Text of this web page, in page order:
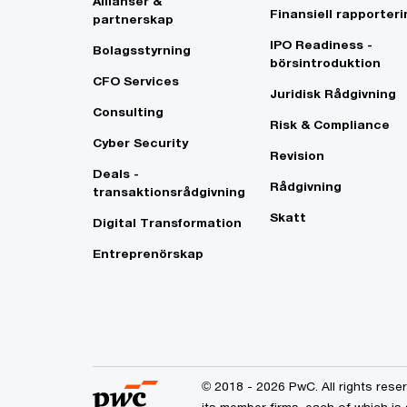
partnerskap
Bolagsstyrning
CFO Services
Consulting
Cyber Security
Deals -
transaktionsrådgivning
Digital Transformation
Entreprenörskap
Finansiell
IPO Readiness -
börsintroduktion
Juridisk Rådgivning
Risk & Compliance
Revision
Rådgivning
Skatt
© 2018 - 2026 PwC. All rights